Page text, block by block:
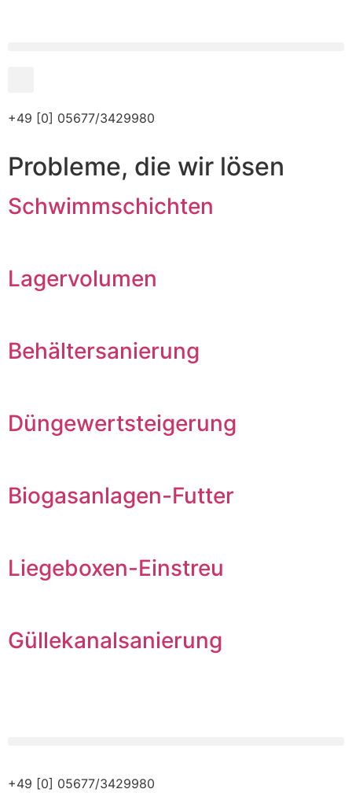
+49 [0] 05677/3429980
Probleme, die wir lösen
Schwimmschichten
Lagervolumen
Behältersanierung
Düngewertsteigerung
Biogasanlagen-Futter
Liegeboxen-Einstreu
Güllekanalsanierung
+49 [0] 05677/3429980